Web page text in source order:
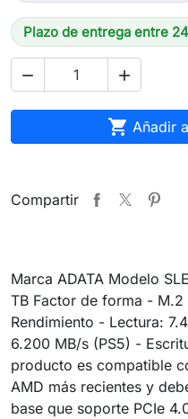
Plazo de entrega entre
 
 Añadir
Compartir
Marca ADATA Modelo
TB Factor de forma -
Rendimiento - Lectura:
6.200 MB/s (PS5) -
producto es compatible
AMD más recientes y
base que soporte PCIe